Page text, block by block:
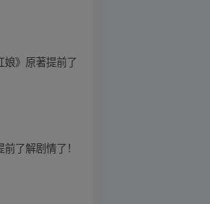
娘》原著提前了
了解剧情了！